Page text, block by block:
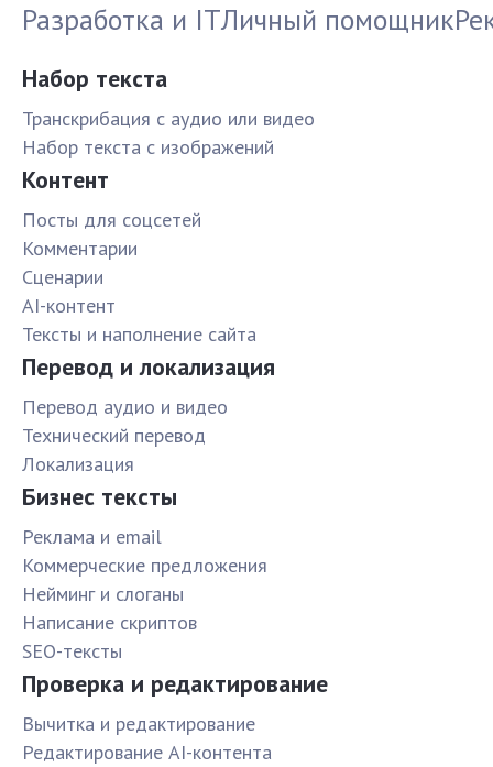
Разработка и ITЛичный помощник
Набор текста
Транскрибация с аудио или видео
Набор текста с изображений
Контент
Посты для соцсетей
Комментарии
Сценарии
AI-контент
Тексты и наполнение сайта
Перевод и локализация
Перевод аудио и видео
Технический перевод
Локализация
Бизнес тексты
Реклама и email
Коммерческие предложения
Нейминг и слоганы
Написание скриптов
SEO-тексты
Проверка и редактирование
Вычитка и редактирование
Редактирование AI-контента